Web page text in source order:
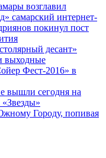
возглавил
самарский интернет-
покинул пост
десант»
выходные
Фест-2016» в
вышли сегодня на
Городу, попивая